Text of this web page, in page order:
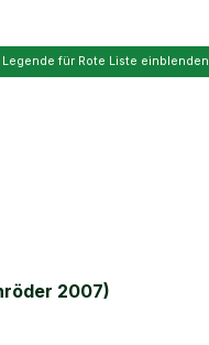
Legende für Rote Liste einblenden
2007)